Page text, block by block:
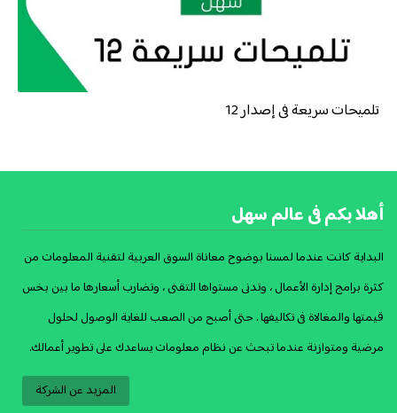
تلميحات سريعة فى إصدار 12
أهلا بكم فى عالم سهل
البداية كانت عندما لمسنا بوضوح معاناة السوق العربية لتقنية المعلومات من
كثرة برامج إدارة الأعمال ، وتدنى مستواها التقنى ، وتضارب أسعارها ما بين بخس
قيمتها والمغالاة فى تكاليفها . حتى أصبح من الصعب للغاية الوصول لحلول
مرضية ومتوازنة عندما تبحث عن نظام معلومات يساعدك على تطوير أعمالك.
المزيد عن الشركة